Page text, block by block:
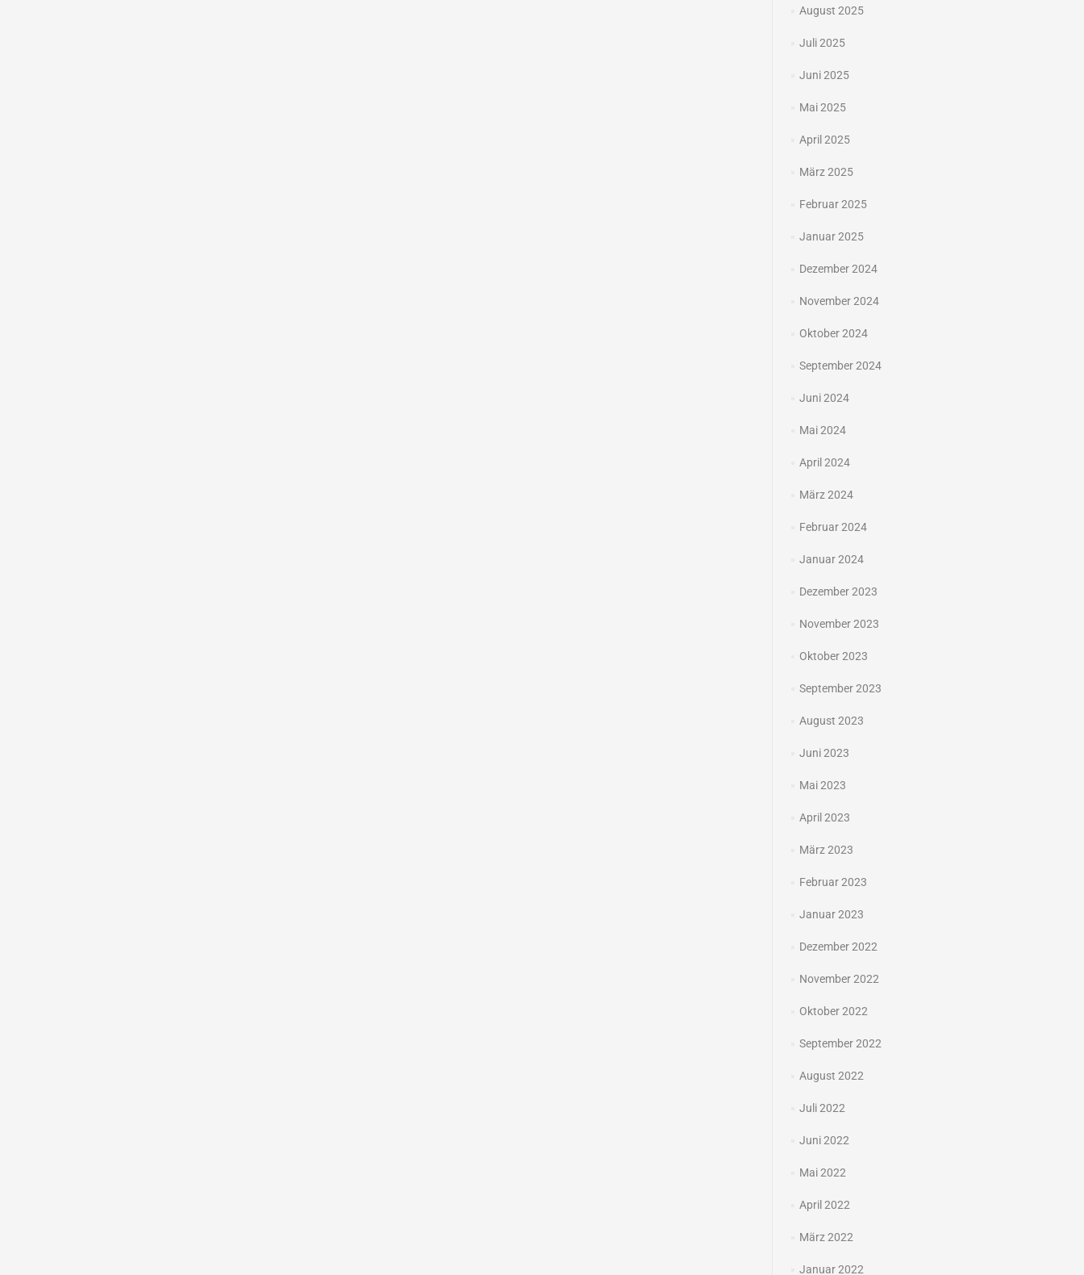
August 2025
Juli 2025
Juni 2025
Mai 2025
April 2025
März 2025
Februar 2025
Januar 2025
Dezember 2024
November 2024
Oktober 2024
September 2024
Juni 2024
Mai 2024
April 2024
März 2024
Februar 2024
Januar 2024
Dezember 2023
November 2023
Oktober 2023
September 2023
August 2023
Juni 2023
Mai 2023
April 2023
März 2023
Februar 2023
Januar 2023
Dezember 2022
November 2022
Oktober 2022
September 2022
August 2022
Juli 2022
Juni 2022
Mai 2022
April 2022
März 2022
Januar 2022